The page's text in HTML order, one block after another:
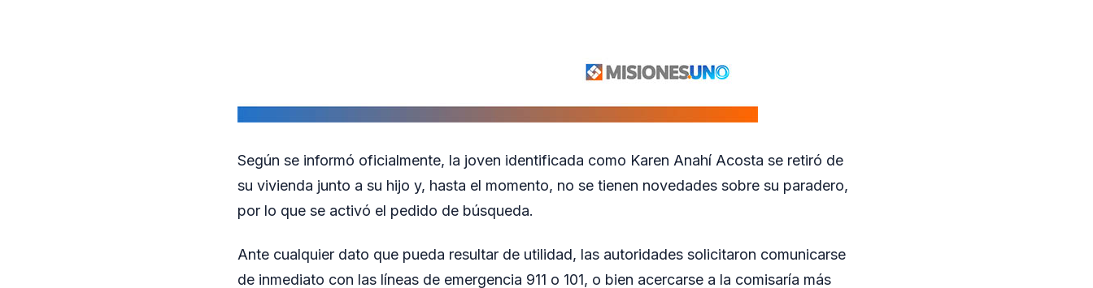
Según se informó oficialmente, la joven identificada como Karen Anahí Acosta se retiró de
su vivienda junto a su hijo y, hasta el momento, no se tienen novedades sobre su paradero,
por lo que se activó el pedido de búsqueda.
Ante cualquier dato que pueda resultar de utilidad, las autoridades solicitaron comunicarse
de inmediato con las líneas de emergencia 911 o 101, o bien acercarse a la comisaría más